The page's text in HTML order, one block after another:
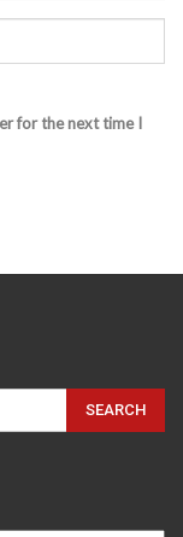
for the next time I